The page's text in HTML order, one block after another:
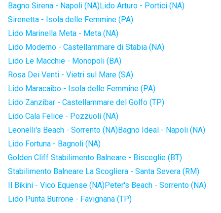
Bagno Sirena - Napoli (NA)Lido Arturo - Portici (NA)
Sirenetta - Isola delle Femmine (PA)
Lido Marinella Meta - Meta (NA)
Lido Moderno - Castellammare di Stabia (NA)
Lido Le Macchie - Monopoli (BA)
Rosa Dei Venti - Vietri sul Mare (SA)
Lido Maracaibo - Isola delle Femmine (PA)
Lido Zanzibar - Castellammare del Golfo (TP)
Lido Cala Felice - Pozzuoli (NA)
Leonelli's Beach - Sorrento (NA)Bagno Ideal - Napoli (NA)
Lido Fortuna - Bagnoli (NA)
Golden Cliff Stabilimento Balneare - Bisceglie (BT)
Stabilimento Balneare La Scogliera - Santa Severa (RM)
Il Bikini - Vico Equense (NA)Peter's Beach - Sorrento (NA)
Lido Punta Burrone - Favignana (TP)